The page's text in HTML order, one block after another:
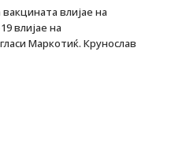
влијае на
влијае на
Маркотиќ. Крунослав